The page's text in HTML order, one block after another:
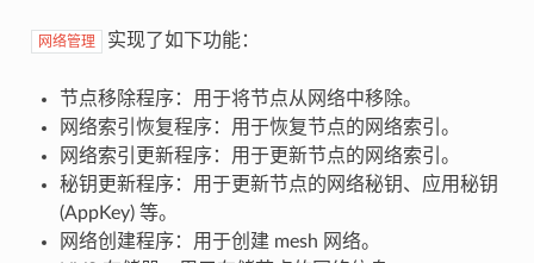
网络管理 实现了如下功能：
节点移除程序：用于将节点从网络中移除。
网络索引恢复程序：用于恢复节点的网络索引。
网络索引更新程序：用于更新节点的网络索引。
秘钥更新程序：用于更新节点的网络秘钥、应用秘钥
(AppKey) 等。
网络创建程序：用于创建 mesh 网络。